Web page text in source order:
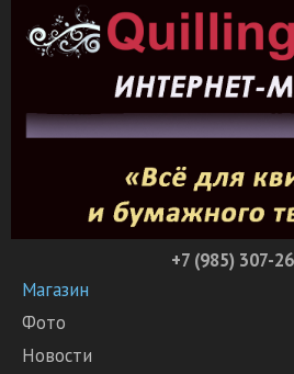
+7 (985) 307-
Магазин
Фото
Новости